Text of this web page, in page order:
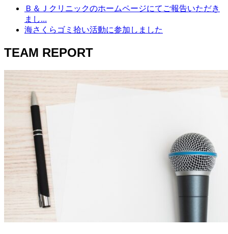
Ｂ＆Ｊクリニックのホームページにてご報告いただき
まし...
海さくらゴミ拾い活動に参加しました
TEAM REPORT